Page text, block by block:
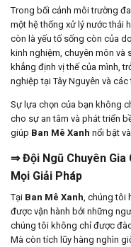
Trong bối cảnh môi trường
một hệ thống xử lý nước thải
còn là yếu tố sống còn của
kinh nghiệm, chuyên môn và
khẳng định vị thế của mình,
nghiệp tại Tây Nguyên và các
Sự lựa chọn của bạn không
cho sự an tâm và phát triển
giúp Ban Mê Xanh nổi bật
⇒ Đội Ngũ Chuyên Gia
Mọi Giải Pháp
Tại Ban Mê Xanh , chúng
được vận hành bởi những
chúng tôi không chỉ được
Mà còn tích lũy hàng nghìn